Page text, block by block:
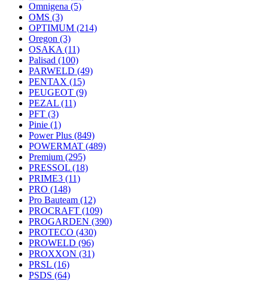
Omnigena (5)
OMS (3)
OPTIMUM (214)
Oregon (3)
OSAKA (11)
Palisad (100)
PARWELD (49)
PENTAX (15)
PEUGEOT (9)
PEZAL (11)
PFT (3)
Pinie (1)
Power Plus (849)
POWERMAT (489)
Premium (295)
PRESSOL (18)
PRIME3 (11)
PRO (148)
Pro Bauteam (12)
PROCRAFT (109)
PROGARDEN (390)
PROTECO (430)
PROWELD (96)
PROXXON (31)
PRSL (16)
PSDS (64)